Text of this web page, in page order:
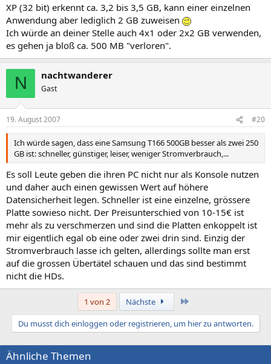
XP (32 bit) erkennt ca. 3,2 bis 3,5 GB, kann einer einzelnen
Anwendung aber lediglich 2 GB zuweisen
Ich würde an deiner Stelle auch 4x1 oder 2x2 GB verwenden,
es gehen ja bloß ca. 500 MB "verloren".
N nachtwanderer
Gast
19. August 2007 #20
Ich würde sagen, dass eine Samsung T166 500GB besser als zwei 250
GB ist: schneller, günstiger, leiser, weniger Stromverbrauch,...
Es soll Leute geben die ihren PC nicht nur als Konsole nutzen
und daher auch einen gewissen Wert auf höhere
Datensicherheit legen. Schneller ist eine einzelne, grössere
Platte sowieso nicht. Der Preisunterschied von 10-15€ ist
mehr als zu verschmerzen und sind die Platten enkoppelt ist
mir eigentlich egal ob eine oder zwei drin sind. Einzig der
Stromverbrauch lasse ich gelten, allerdings sollte man erst
auf die grossen Übertätel schauen und das sind bestimmt
nicht die HDs.
1 von 2 Nächste
Du musst dich einloggen oder registrieren, um hier zu antworten.
Ähnliche Themen